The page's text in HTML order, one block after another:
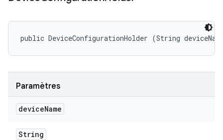
public DeviceConfigurationHolder (String
Paramètres
deviceName
String